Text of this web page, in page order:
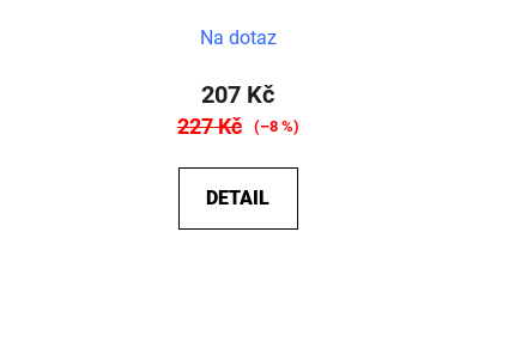
Na dotaz
207 Kč
227 Kč (–8 %)
DETAIL